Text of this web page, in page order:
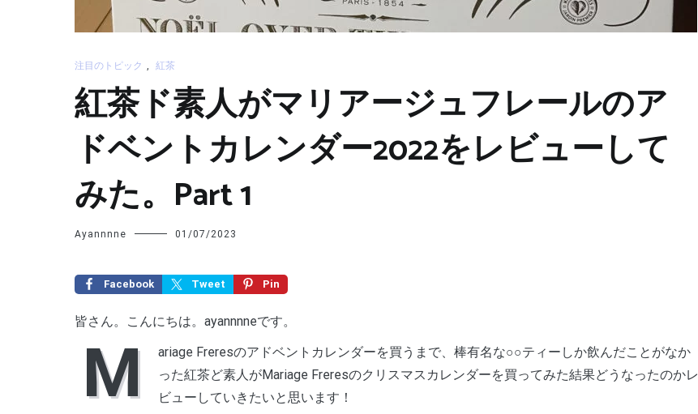
注目のトピック 紅茶
紅茶ド素人がマリアージュフレールのア
ドベントカレンダー2022をレビューして
みた。Part 1
Ayannnne 01/07/2023
Facebook Tweet Pin
皆さん。こんにちは。ayannnneです。
M
ariage Freresのアドベントカレンダーを買うまで、棒有名な○○ティーしか飲んだことがなか
った紅茶ど素人がMariage Freresのクリスマスカレンダーを買ってみた結果どうなったのかレ
ビューしていきたいと思います！